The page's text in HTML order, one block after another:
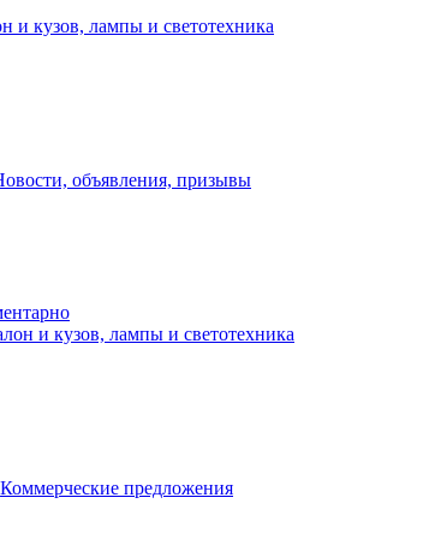
и кузов, лампы и светотехника
объявления, призывы
и кузов, лампы и светотехника
Коммерческие предложения